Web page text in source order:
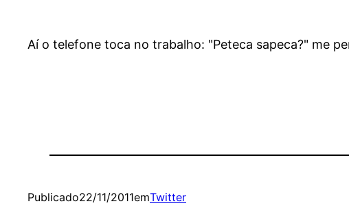
Aí o telefone toca no trabalho: "Peteca sapeca?" me
Publicado22/11/2011emTwitter